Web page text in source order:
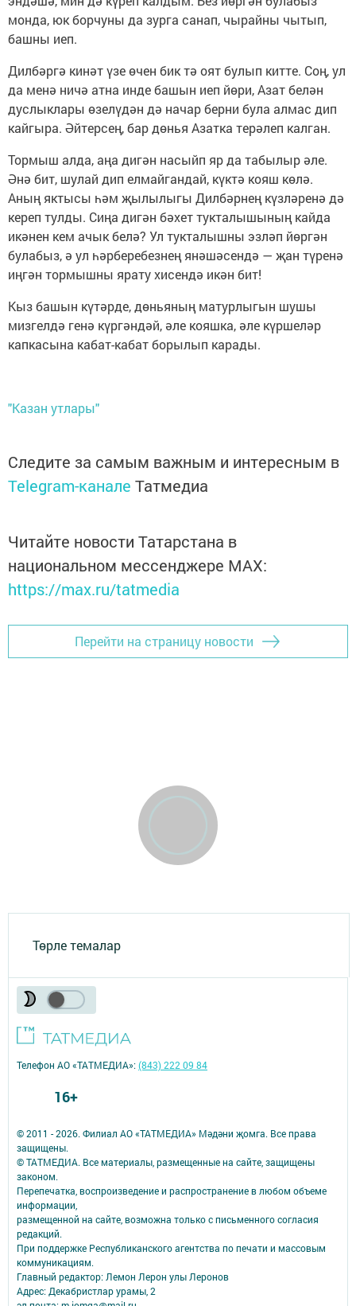
монда, юк борчуны да зурга санап, чырайны чытып,
башны иеп.
Дилбәргә кинәт үзе өчен бик тә оят булып китте. Соң, ул
да менә ничә атна инде башын иеп йөри, Азат белән
дуслыклары өзелүдән дә начар берни була алмас дип
кайгыра. Әйтерсең, бар дөнья Азатка терәлеп калган.
Тормыш алда, аңа дигән насыйп яр да табылыр әле.
Әнә бит, шулай дип елмайгандай, күктә кояш көлә.
Аның яктысы һәм җылылыгы Дилбәрнең күзләренә дә
кереп тулды. Сиңа дигән бәхет тукталышының кайда
икәнен кем ачык белә? Ул тукталышны эзләп йөргән
булабыз, ә ул һәрберебезнең янәшәсендә — җан түренә
иңгән тормышны ярату хисендә икән бит!
Кыз башын күтәрде, дөньяның матурлыгын шушы
мизгелдә генә күргәндәй, әле кояшка, әле күршеләр
капкасына кабат-кабат борылып карады.
"Казан утлары"
Следите за самым важным и интересным в
Telegram-канале Татмедиа
Читайте новости Татарстана в
национальном мессенджере MАХ:
https://max.ru/tatmedia
Перейти на страницу новости
Төрле темалар
© 2011 - 2026. Филиал АО «ТАТМЕДИА» Мәдәни җомга. Все права
защищены.
© ТАТМЕДИА. Все материалы, размещенные на сайте, защищены
законом.
Перепечатка, воспроизведение и распространение в любом объеме
информации,
размещенной на сайте, возможна только с письменного согласия
редакций.
При поддержке Республиканского агентства по печати и массовым
коммуникациям.
Главный редактор: Лемон Лерон улы Леронов
Адрес: Декабристлар урамы, 2
Телефон АО «ТАТМЕДИА»:(843) 222 09 84
16+